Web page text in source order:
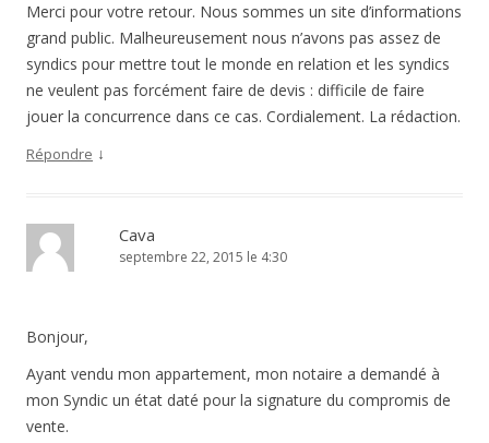
Merci pour votre retour. Nous sommes un site d’informations
grand public. Malheureusement nous n’avons pas assez de
syndics pour mettre tout le monde en relation et les syndics
ne veulent pas forcément faire de devis : difficile de faire
jouer la concurrence dans ce cas. Cordialement. La rédaction.
Répondre ↓
Cava
septembre 22, 2015 le 4:30
Bonjour,
Ayant vendu mon appartement, mon notaire a demandé à
mon Syndic un état daté pour la signature du compromis de
vente.